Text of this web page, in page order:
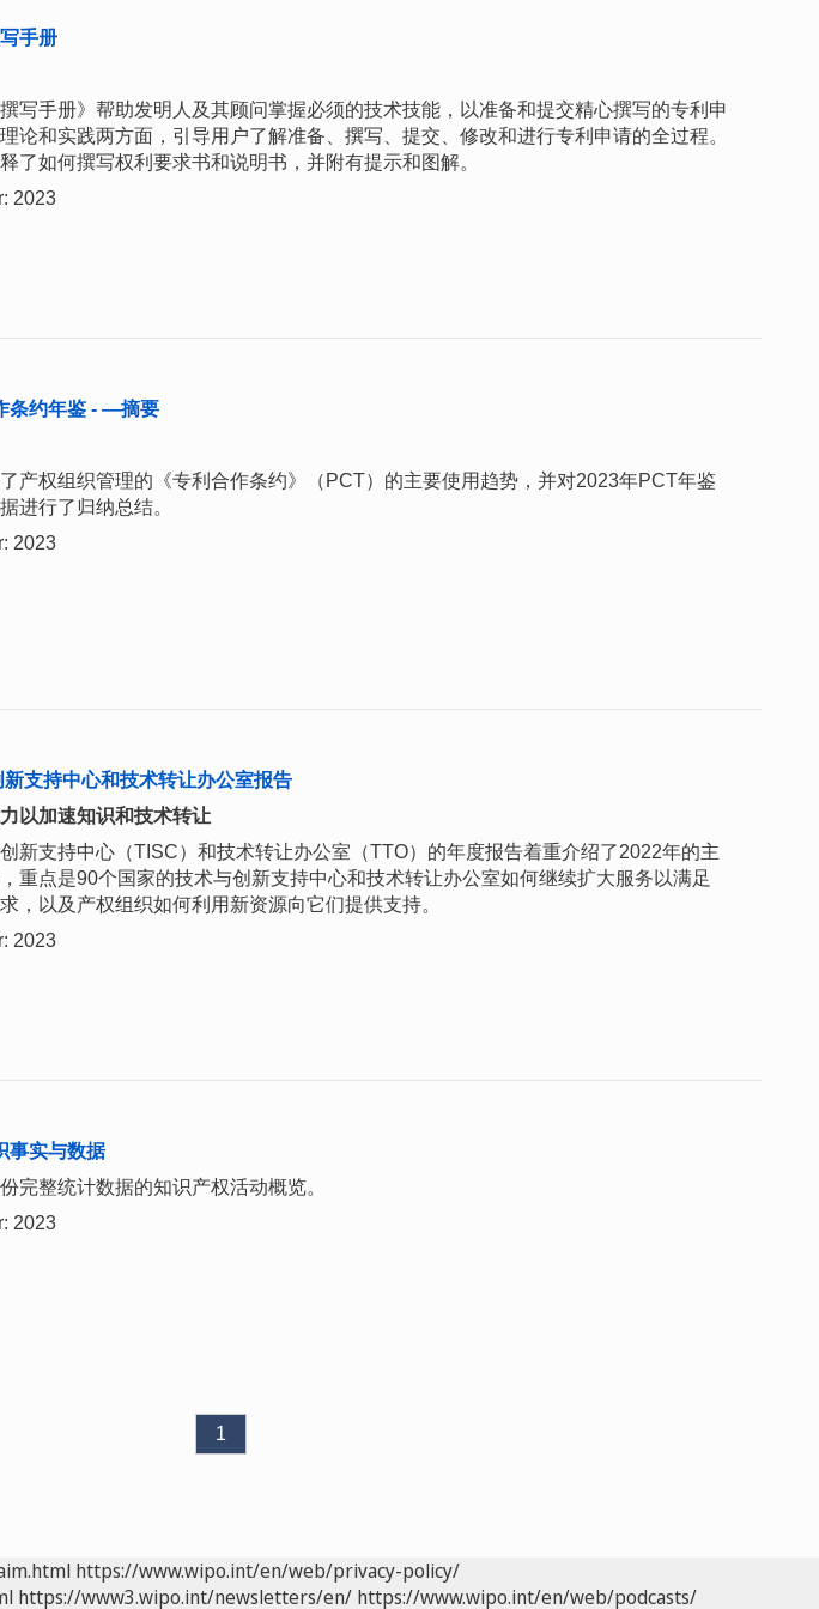
手册
撰写手册》帮助发明人及其顾问掌握必须的技术技能，以准备和提交精心撰写的专利申
论和实践两方面，引导用户了解准备、撰写、提交、修改和进行专利申请的全过程。
了如何撰写权利要求书和说明书，并附有提示和图解。
2023
条约年鉴 - —摘要
产权组织管理的《专利合作条约》（PCT）的主要使用趋势，并对2023年PCT年鉴
进行了归纳总结。
2023
支持中心和技术转让办公室报告
以加速知识和技术转让
新支持中心（TISC）和技术转让办公室（TTO）的年度报告着重介绍了2022年的主
重点是90个国家的技术与创新支持中心和技术转让办公室如何继续扩大服务以满足
，以及产权组织如何利用新资源向它们提供支持。
2023
事实与数据
完整统计数据的知识产权活动概览。
2023
1
https://www.wipo.int/en/web/privacy-policy/
https://www3.wipo.int/newsletters/en/ https://www.wipo.int/en/web/podcasts/